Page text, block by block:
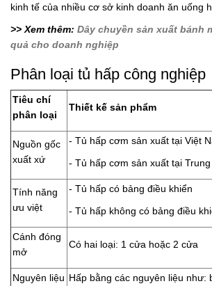
kinh tế của nhiều cơ sở kinh doanh ăn uống
>> Xem thêm: Dây chuyền sản xuất bánh
quả cho doanh nghiệp
Phân loại tủ hấp công nghiệp
Tiêu chí
phân loại
Thiết kế sản phẩm
Nguồn gốc
xuất xứ
- Tủ hấp cơm sản xuất tại Việt
- Tủ hấp cơm sản xuất tại
Tính năng
ưu việt
- Tủ hấp có bảng điều khiển
- Tủ hấp không có bảng điều
Cánh đóng
mở
Có hai loại: 1 cửa hoặc 2 cửa
Nguyên liệu Hấp bằng các nguyên liệu như: